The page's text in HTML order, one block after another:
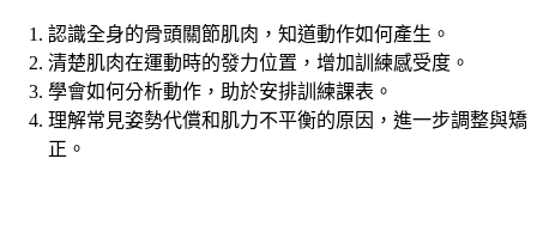
認識全身的骨頭關節肌肉，知道動作如何產生。
清楚肌肉在運動時的發力位置，增加訓練感受度。
學會如何分析動作，助於安排訓練課表。
理解常見姿勢代償和肌力不平衡的原因，進一步調整與矯
正。